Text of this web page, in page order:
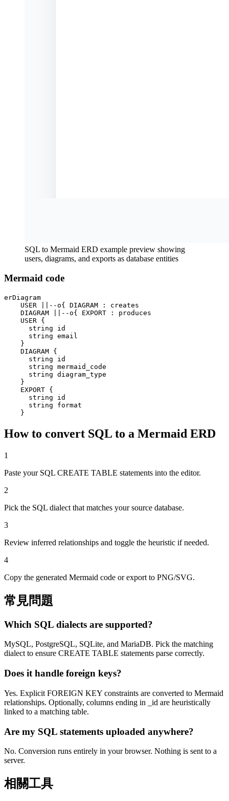
SQL to Mermaid ERD example preview showing
users, diagrams, and exports as database entities
Mermaid code
erDiagram
    USER ||--o{ DIAGRAM : creates
    DIAGRAM ||--o{ EXPORT : produces
    USER {
      string id
      string email
    }
    DIAGRAM {
      string id
      string mermaid_code
      string diagram_type
    }
    EXPORT {
      string id
      string format
    }
How to convert SQL to a Mermaid ERD
1
Paste your SQL CREATE TABLE statements into the editor.
2
Pick the SQL dialect that matches your source database.
3
Review inferred relationships and toggle the heuristic if needed.
4
Copy the generated Mermaid code or export to PNG/SVG.
常見問題
Which SQL dialects are supported?
MySQL, PostgreSQL, SQLite, and MariaDB. Pick the matching
dialect to ensure CREATE TABLE statements parse correctly.
Does it handle foreign keys?
Yes. Explicit FOREIGN KEY constraints are converted to Mermaid
relationships. Optionally, columns ending in _id are heuristically
linked to a matching table.
Are my SQL statements uploaded anywhere?
No. Conversion runs entirely in your browser. Nothing is sent to a
server.
相關工具